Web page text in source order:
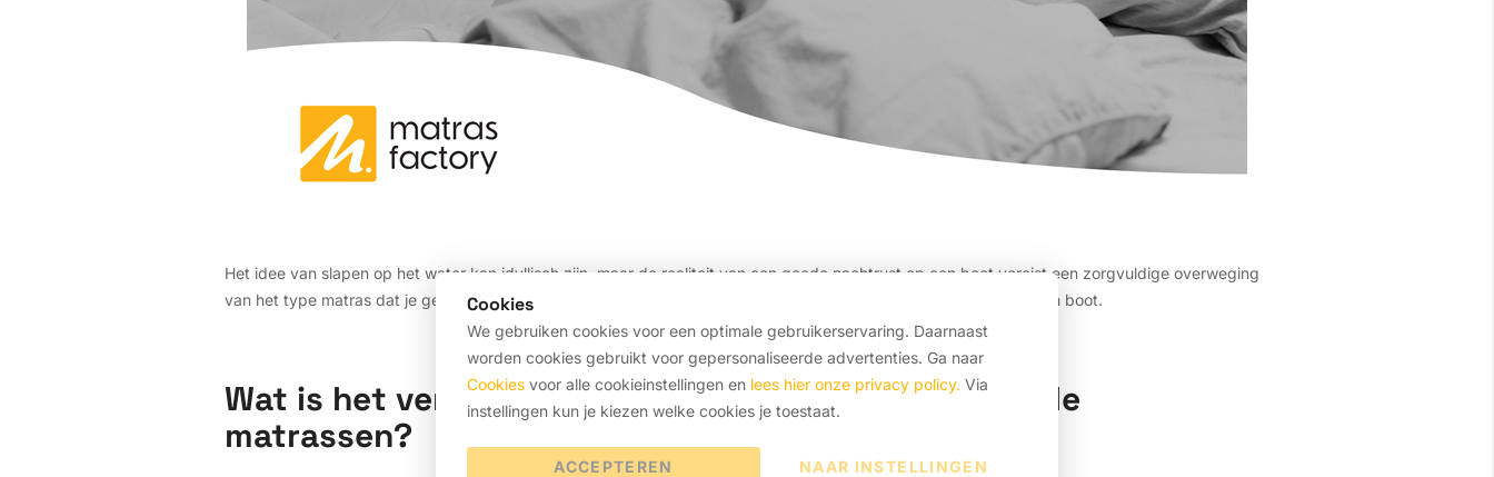
Cookies
We gebruiken cookies voor een optimale gebruikerservaring. Daarnaast
worden cookies gebruikt voor gepersonaliseerde advertenties. Ga naar
Cookies voor alle cookieinstellingen en lees hier onze privacy policy. Via
instellingen kun je kiezen welke cookies je toestaat.
ACCEPTEREN NAAR INSTELLINGEN
Het idee van slapen op het water kan idyllisch zijn, maar de realiteit van een goede nachtrust op een boot vereist een zorgvuldige overweging
van het type matras dat je gebruikt. Dit artikel vertelt jou meer over of je een normaal matras kunt gebruiken in een boot.
Wat is het verschil tussen bootmatrassen en normale
matrassen?